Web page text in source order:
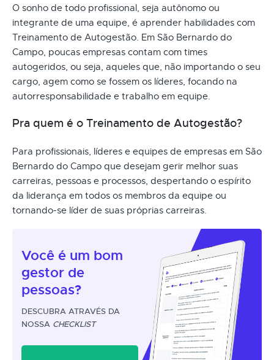
O sonho de todo profissional, seja autônomo ou
integrante de uma equipe, é aprender habilidades com
Treinamento de Autogestão. Em São Bernardo do
Campo, poucas empresas contam com times
autogeridos, ou seja, aqueles que, não importando o seu
cargo, agem como se fossem os líderes, focando na
autorresponsabilidade e trabalho em equipe.
Pra quem é o Treinamento de Autogestão?
Para profissionais, líderes e equipes de empresas em São
Bernardo do Campo que desejam gerir melhor suas
carreiras, pessoas e processos, despertando o espírito
da liderança em todos os membros da equipe ou
tornando-se líder de suas próprias carreiras.
Você é um bom
gestor de
pessoas?
DESCUBRA ATRAVÉS DA
NOSSA CHECKLIST